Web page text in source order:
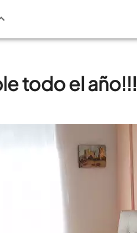
todo el año!!!